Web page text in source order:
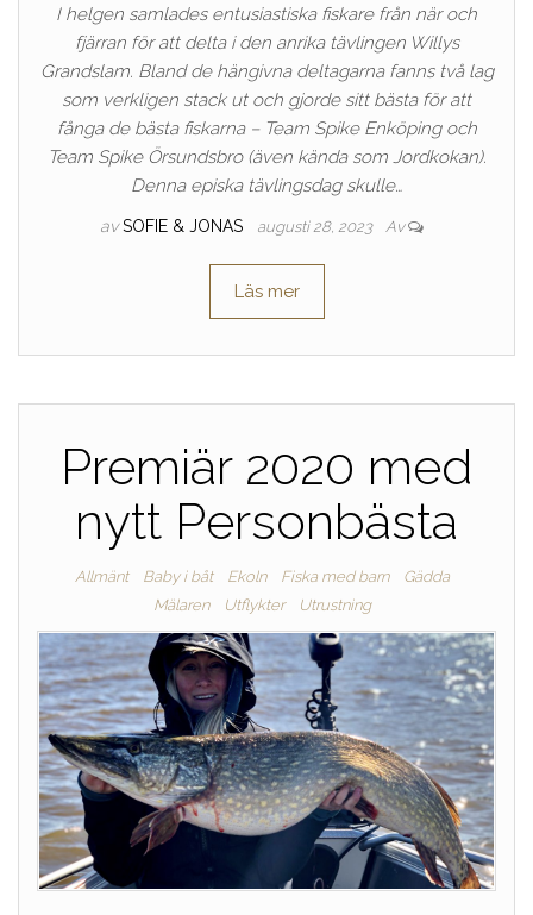
I helgen samlades entusiastiska fiskare från när och
fjärran för att delta i den anrika tävlingen Willys
Grandslam. Bland de hängivna deltagarna fanns två lag
som verkligen stack ut och gjorde sitt bästa för att
fånga de bästa fiskarna – Team Spike Enköping och
Team Spike Örsundsbro (även kända som Jordkokan).
Denna episka tävlingsdag skulle…
av SOFIE & JONAS augusti 28, 2023 Av
Läs mer
Premiär 2020 med
nytt Personbästa
Allmänt Baby i båt Ekoln Fiska med barn
Gädda
Mälaren
Utflykter Utrustning